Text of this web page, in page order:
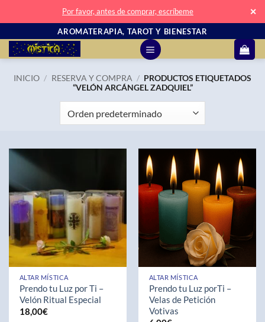
Por favor, antes de comprar, escríbeme ✕
contenido
AROMATERAPIA, TAROT Y BIENESTAR
INICIO / RESERVA Y COMPRA / PRODUCTOS ETIQUETADOS
“VELÓN ARCÁNGEL ZADQUIEL”
ALTAR MÍSTICA
Prendo tu Luz por Ti –
Velón Ritual Especial
18,00€
ALTAR MÍSTICA
Prendo tu Luz porTi –
Velas de Petición
Votivas